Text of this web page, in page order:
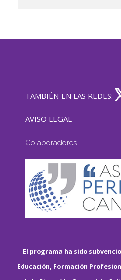
TAMBIÉN EN LAS REDES:
AVISO LEGAL
Colaboradores
El programa ha sido
Educación, Formación